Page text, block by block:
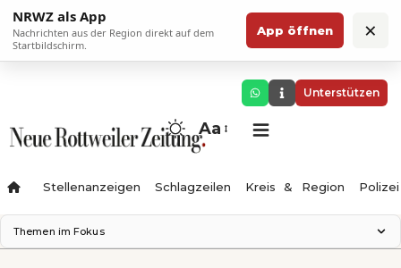
NRWZ als App
Nachrichten aus der Region direkt auf dem
Startbildschirm.
App öffnen ×
Unterstützen
Aa
Stellenanzeigen Schlagzeilen Kreis & Region Polizei
Themen im Fokus